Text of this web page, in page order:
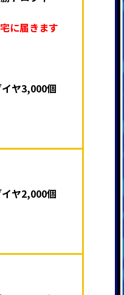
に届きます
ヤ3,000個
ヤ2,000個